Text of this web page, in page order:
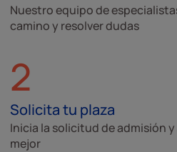
Nuestro equipo de
camino y resolver dudas
2
Solicita tu plaza
Inicia la solicitud de admisión
mejor